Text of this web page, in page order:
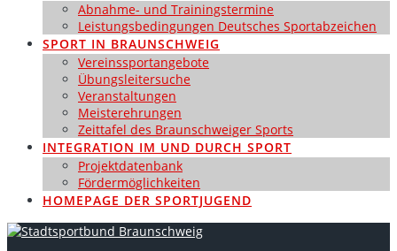
Abnahme- und Trainingstermine
Leistungsbedingungen Deutsches Sportabzeichen
SPORT IN BRAUNSCHWEIG
Vereinssportangebote
Übungsleitersuche
Veranstaltungen
Meisterehrungen
Zeittafel des Braunschweiger Sports
INTEGRATION IM UND DURCH SPORT
Projektdatenbank
Fördermöglichkeiten
HOMEPAGE DER SPORTJUGEND